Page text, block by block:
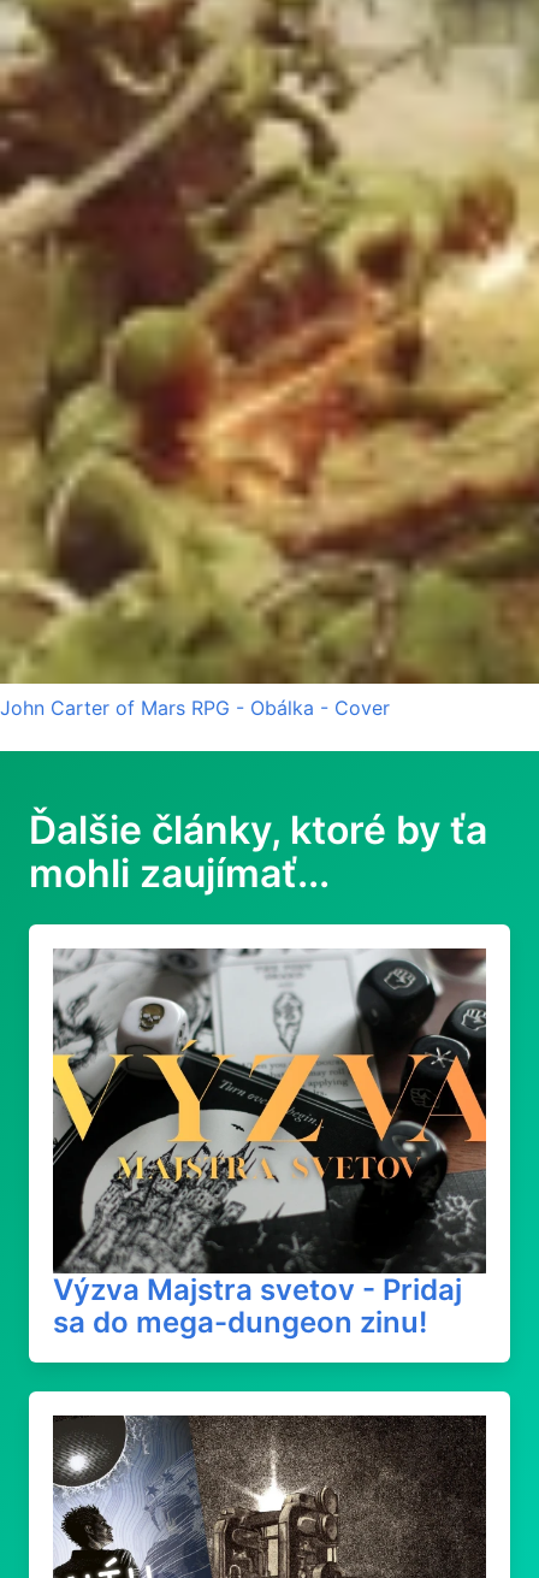
John Carter of Mars RPG - Obálka - Cover
Ďalšie články, ktoré by ťa
mohli zaujímať...
Výzva Majstra svetov - Pridaj
sa do mega-dungeon zinu!